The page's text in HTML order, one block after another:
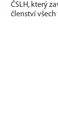
ČSLH, který
členství všech